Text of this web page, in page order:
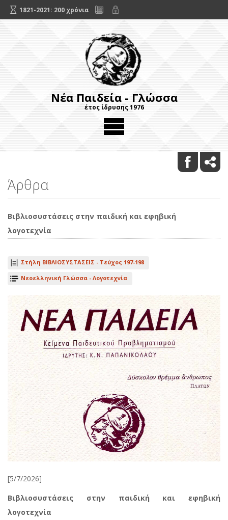
1821-2021: 200 χρόνια
Νέα Παιδεία - Γλώσσα
έτος ίδρυσης 1976
Άρθρα
Βιβλιοσυστάσεις στην παιδική και εφηβική
λογοτεχνία
Στήλη ΒΙΒΛΙΟΣΥΣΤΑΣΕΙΣ - Τεύχος 197-198
Νεοελληνική Γλώσσα - Λογοτεχνία
[5/7/2026]
Βιβλιοσυστάσεις στην παιδική και εφηβική
λογοτεχνία